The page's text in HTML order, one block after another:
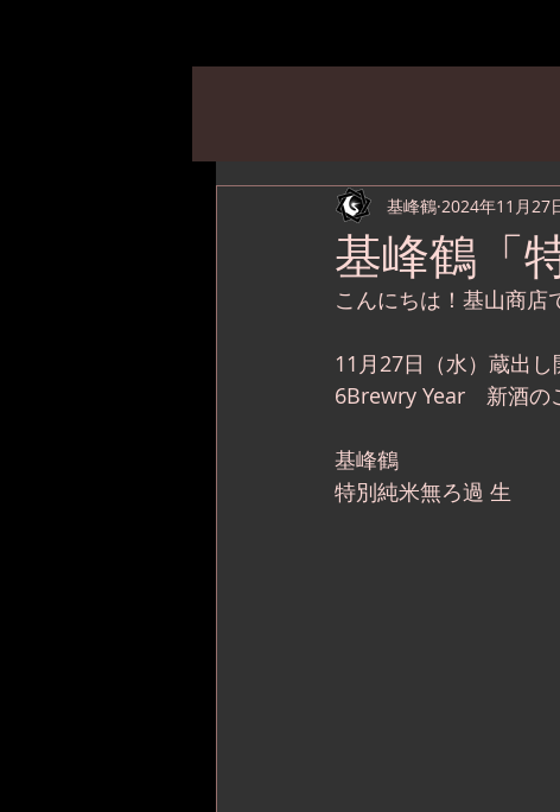
基峰鶴「
基峰鶴 2024年11月27
こんにちは！基山商店
11月27日（水）蔵出し
6Brewry Year　新酒の
基峰鶴
特別純米無ろ過 生